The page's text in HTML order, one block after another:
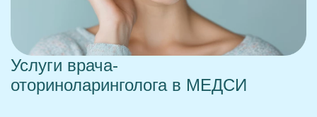
Услуги врача-
оториноларинголога в МЕДСИ